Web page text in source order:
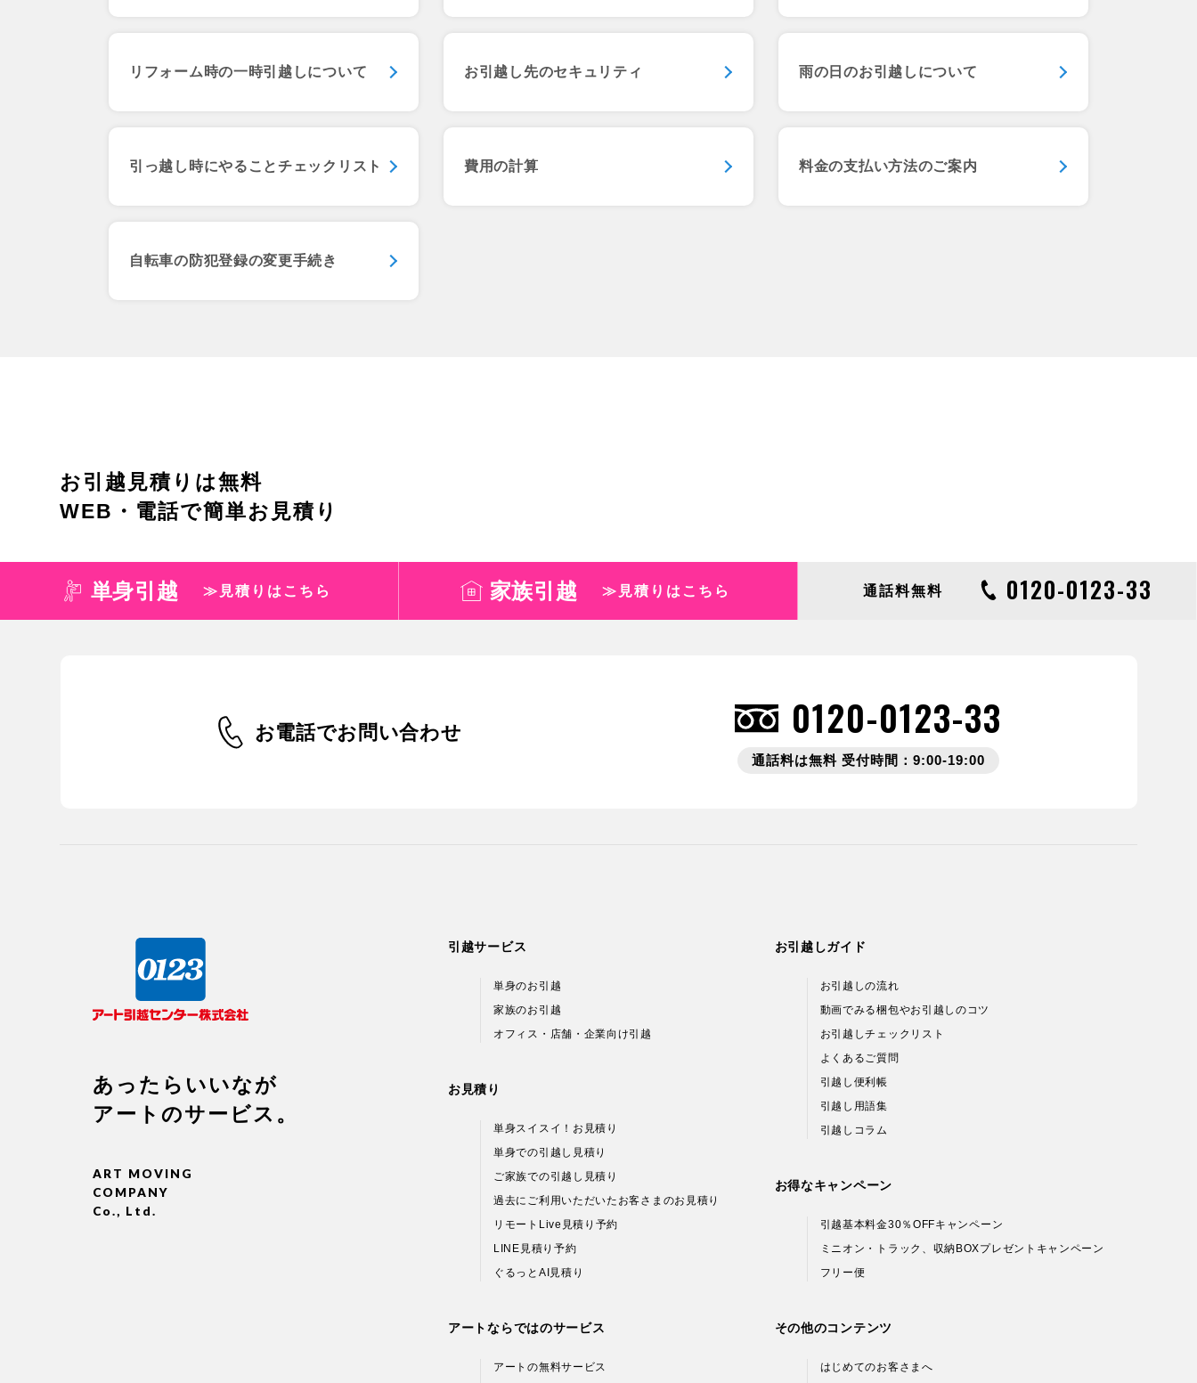
リフォーム時の一時引越しについて お引越し先のセキュリティ 雨の日のお引越しについて
引っ越し時にやることチェックリスト 費用の計算 料金の支払い方法のご案内
自転車の防犯登録の変更手続き
お引越見積りは無料
WEB・電話で簡単お見積り
単身引越 ≫見積りはこちら 家族引越 ≫見積りはこちら 通話料無料 0120-0123-33
お電話でお問い合わせ 0120-0123-33
通話料は無料 受付時間：9:00-19:00
あったらいいなが
アートのサービス。
ART MOVING
COMPANY
Co., Ltd.
引越サービス
単身のお引越
家族のお引越
オフィス・店舗・企業向け引越
お見積り
単身スイスイ！お見積り
単身での引越し見積り
ご家族での引越し見積り
過去にご利用いただいたお客さまのお見積り
リモートLive見積り予約
LINE見積り予約
ぐるっとAI見積り
アートならではのサービス
アートの無料サービス
お引越しガイド
お引越しの流れ
動画でみる梱包やお引越しのコツ
お引越しチェックリスト
よくあるご質問
引越し便利帳
引越し用語集
引越しコラム
お得なキャンペーン
引越基本料金30％OFFキャンペーン
ミニオン・トラック、収納BOXプレゼントキャンペーン
フリー便
その他のコンテンツ
はじめてのお客さまへ